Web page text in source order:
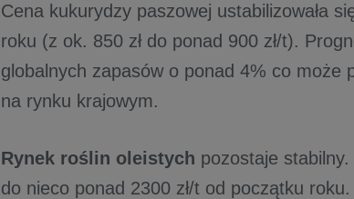
Cena kukurydzy paszowej ustabilizowała
roku (z ok. 850 zł do ponad 900 zł/t).
globalnych zapasów o ponad 4% co może
na rynku krajowym.
Rynek roślin oleistych pozostaje stabilny.
do nieco ponad 2300 zł/t od początku